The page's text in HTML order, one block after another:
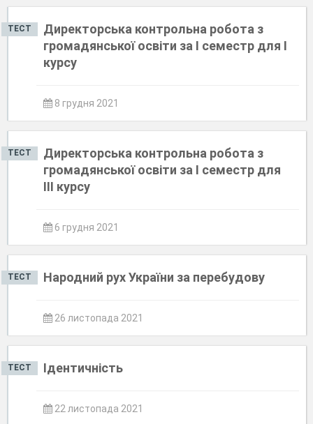
ТЕСТ
Директорська контрольна робота з
громадянської освіти за І семестр для І
курсу
8 грудня 2021
ТЕСТ
Директорська контрольна робота з
громадянської освіти за І семестр для
ІІІ курсу
6 грудня 2021
ТЕСТ Народний рух України за перебудову
26 листопада 2021
ТЕСТ Ідентичність
22 листопада 2021